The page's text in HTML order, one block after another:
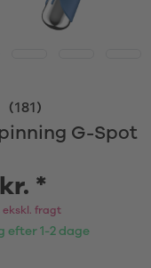
G-Spot
(181 )
*
ekskl. fragt
efter 1-2 dage